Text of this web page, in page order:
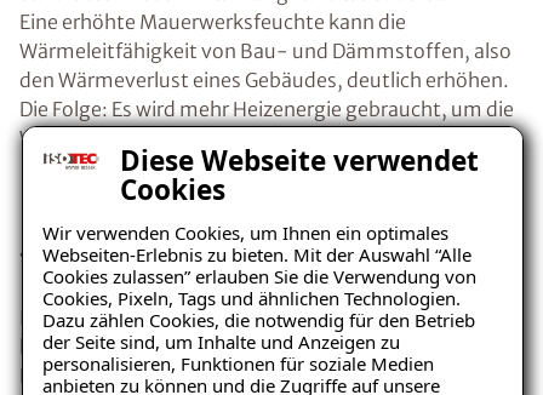
Diese Webseite verwendet
Cookies
Wir verwenden Cookies, um Ihnen ein optimales
Webseiten-Erlebnis zu bieten. Mit der Auswahl “Alle
Cookies zulassen” erlauben Sie die Verwendung von
Cookies, Pixeln, Tags und ähnlichen Technologien.
Dazu zählen Cookies, die notwendig für den Betrieb
der Seite sind, um Inhalte und Anzeigen zu
personalisieren, Funktionen für soziale Medien
anbieten zu können und die Zugriffe auf unsere
Eine erhöhte Mauerwerksfeuchte kann die
Wärmeleitfähigkeit von Bau- und Dämmstoffen, also
den Wärmeverlust eines Gebäudes, deutlich erhöhen.
Die Folge: Es wird mehr Heizenergie gebraucht, um die
Wandoberflächen wieder aufzuwärmen.
Energiesparen mit
trockenen Wänden
Im Umkehrschluss heisst das: Mit trockenen Wänden
lassen sich Heizkosten einsparen und gleichzeitig die
Bausubstanz schützen. „Deshalb lohnen sich